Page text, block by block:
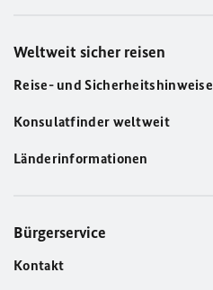
Weltweit sicher reisen
Reise- und Sicherheitshinweise
Konsulatfinder weltweit
Länderinformationen
Bürgerservice
Kontakt